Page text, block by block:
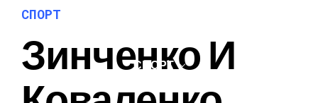
СПОРТ
СПОРТ
Зинченко И